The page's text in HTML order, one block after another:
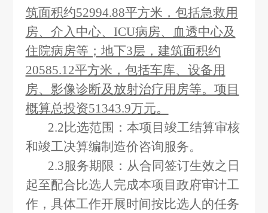
筑面积约52994.88平方米，包括急救用
房、介入中心、ICU病房、血透中心及
住院病房等；地下3层，建筑面积约
20585.12平方米，包括车库、设备用
房、影像诊断及放射治疗用房等。项目
概算总投资51343.9万元。
2.2比选范围： 本项目竣工结算审核
和竣工决算编制造价咨询服务。
2.3服务期限：从合同签订生效之日
起至配合比选人完成本项目政府审计工
作，具体工作开展时间按比选人的任务